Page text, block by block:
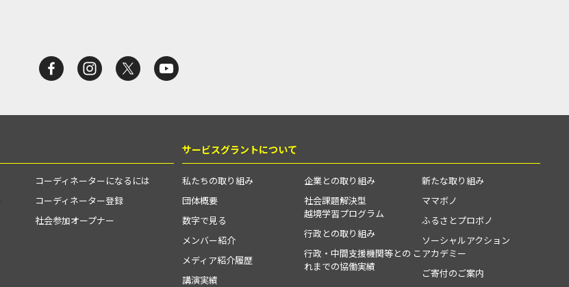
コーディネーターになるには
コーディネーター登録
社会参加オープナー
サービスグラントについて
私たちの取り組み
団体概要
数字で見る
メンバー紹介
メディア紹介履歴
講演実績
企業との取り組み
社会課題解決型
越境学習プログラム
行政との取り組み
行政・中間支援機関等との こ
れまでの協働実績
新たな取り組み
ママボノ
ふるさとプロボノ
ソーシャルアクション
アカデミー
ご寄付のご案内